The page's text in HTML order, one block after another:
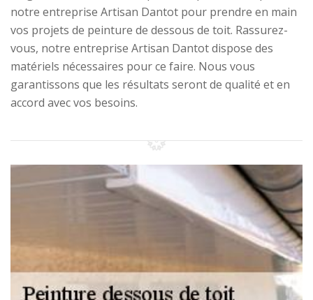
notre entreprise Artisan Dantot pour prendre en main
vos projets de peinture de dessous de toit. Rassurez-
vous, notre entreprise Artisan Dantot dispose des
matériels nécessaires pour ce faire. Nous vous
garantissons que les résultats seront de qualité et en
accord avec vos besoins.